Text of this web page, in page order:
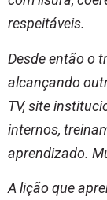
respeitáveis.
Desde então o
alcançando
TV, site
internos,
aprendizado.
A lição que